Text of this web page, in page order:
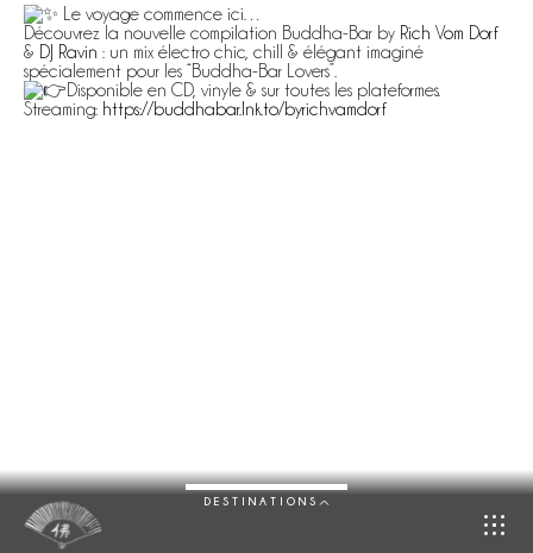
DESTINATIONS
Le voyage commence ici…
Découvrez la nouvelle compilation Buddha-Bar by Rich Vom Dorf
&
DJ Ravin : un mix électro chic, chill & élégant imaginé
spécialement pour les “Buddha-Bar Lovers”.
Disponible en CD, vinyle & sur toutes les plateformes.
Streaming: https://buddhabar.lnk.to/byrichvamdorf